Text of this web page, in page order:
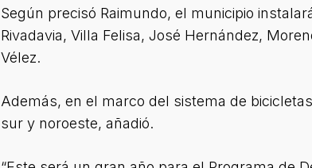
Según precisó Raimundo, el municipio
Rivadavia, Villa Felisa, José Hernández,
Vélez.
Además, en el marco del sistema de
sur y noroeste, añadió.